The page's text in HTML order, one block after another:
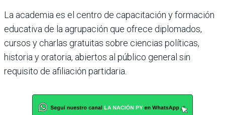
La academia es el centro de capacitación y formación
edu­cativa de la agrupación que ofrece diplomados,
cursos y charlas gratuitas sobre cien­cias políticas,
historia y orato­ria, abiertos al público general sin
requisito de afiliación partidaria.